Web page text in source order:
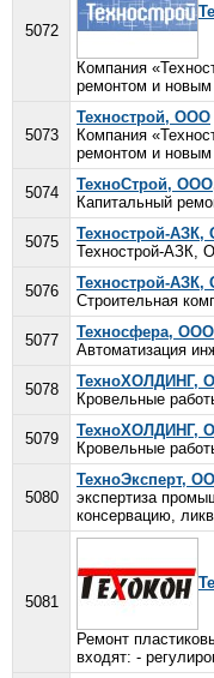
5072
Компания
ремонтом и
5073
Технострой, ООО
Компания
ремонтом и
5074
ТехноСтрой,
Капитальный
5075
Технострой-
Технострой-АЗК,
5076
Технострой-АЗК,
Строительная
5077
Техносфера,
Автоматизация
5078
ТехноХОЛДИНГ,
Кровельные
5079
ТехноХОЛДИНГ,
Кровельные
5080
ТехноЭксперт,
экспертиза
консервацию,
5081
Ремонт
входят: -